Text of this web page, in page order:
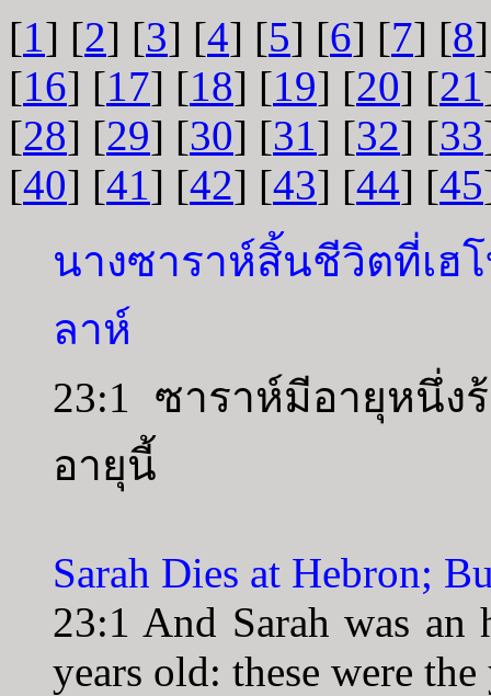
[1] [2] [3] [4] [5] [6] [7] [8
[16] [17] [18] [19] [20] [21
[28] [29] [30] [31] [32] [33
[40] [41] [42] [43] [44] [45
นางซาราห์สิ้นชีวิตที่เฮ
ลาห์
23:1 ซาราห์มีอายุหนึ่ง
อายุนี้
Sarah Dies at Hebron;
23:1 And Sarah was an
years old: these were